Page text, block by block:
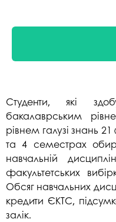
Студенти, які
бакалаврським
рівнем галузі знань
та 4 семестрах
навчальній
факультетських
Обсяг навчальних
кредити ЄКТС,
залік.